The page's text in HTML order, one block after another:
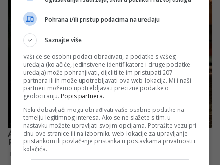
Pohrana i/ili pristup podacima na uređaju
Saznajte više
Vaši će se osobni podaci obrađivati, a podatke s vašeg
uređaja (kolačiće, jedinstvene identifikatore i druge podatke
uređaja) može pohranjivati, dijeliti te im pristupati 207
partnera ili ih može upotrebljavati ova web-lokacija. Mi i naši
partneri možemo upotrebljavati precizne podatke o
geolociranju. Popis partnera.
Neki dobavljači mogu obrađivati vaše osobne podatke na
temelju legitimnog interesa. Ako se ne slažete s tim, u
nastavku možete upravljati svojim opcijama. Potražite vezu pri
dnu ove stranice ili na izborniku web-lokacije za upravljanje
pristankom ili povlačenje pristanka u postavkama privatnosti i
kolačića.